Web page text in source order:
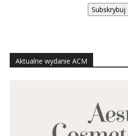
Subskrybuj
Aktualne wydanie ACM